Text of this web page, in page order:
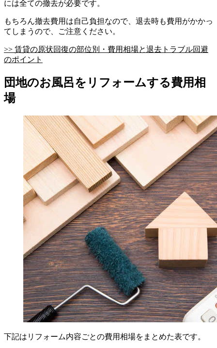
には全ての撤去が必要です。
もちろん撤去費用は自己負担なので、退去時も費用がかかっ
てしまうので、ご注意ください。
>> 賃貸の原状回復の部位別・費用相場と退去トラブル回避
のポイント
団地のお風呂をリフォームする費用相
場
下記はリフォーム内容ごとの費用相場をまとめた表です。